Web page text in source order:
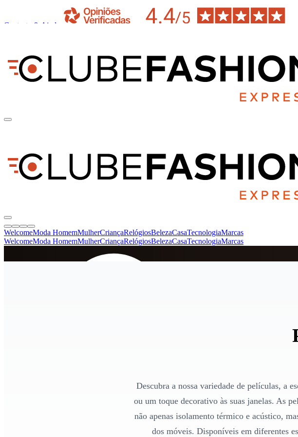
Contacto & Ajuda
WelcomeModa HomemMulherCriançaRelógiosBelezaCasaTecnologiaMarcas
WelcomeModa HomemMulherCriançaRelógiosBelezaCasaTecnologiaMarcas
Descubra a nossa variedade de películas, a
ou um toque decorativo às suas janelas. As
não apenas isolamento térmico e acústico,
dos móveis. Disponíveis em diferentes